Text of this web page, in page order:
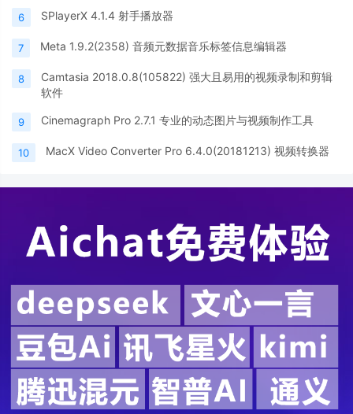
6 SPlayerX 4.1.4 射手播放器
7 Meta 1.9.2(2358) 音频元数据音乐标签信息编辑器
8
Camtasia 2018.0.8(105822) 强大且易用的视频录制和剪辑
软件
9 Cinemagraph Pro 2.7.1 专业的动态图片与视频制作工具
10 MacX Video Converter Pro 6.4.0(20181213) 视频转换器